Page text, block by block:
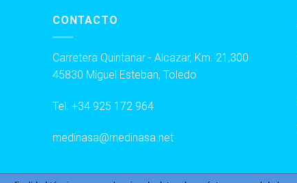
CONTACTO
Carretera Quintanar - Alcazar, Km. 21,300
45830 Miguel Esteban, Toledo
Tel. +34 925 172 964
medinasa@medinasa.net